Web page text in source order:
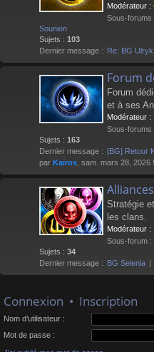
Modérateur :
Sous-forums
Sounion
Sujets : 103
Dernier message : Re: BG Ulryk
Forum
Forum
et à ses
Modérateur :
Sous-forums
Sujets : 163
Dernier message : [BG] Retour
par Kaïros , sam. mars 28, 2026
Stratégie
les clans.
Modérateur :
Sous-forum :
Sujets : 34
Dernier message : BG Selenia
Connexion • Inscription
Nom d’utilisateur :
Mot de passe :